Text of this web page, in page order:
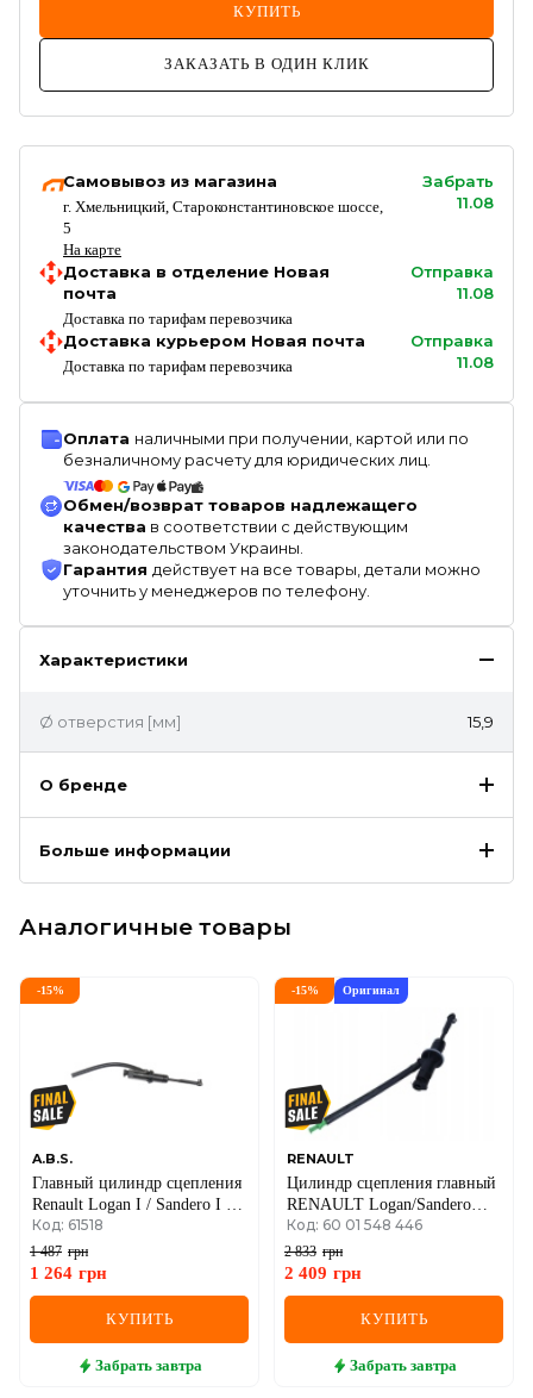
КУПИТЬ
ЗАКАЗАТЬ В ОДИН КЛИК
Самовывоз из магазина
г. Хмельницкий, Староконстантиновское шоссе,
5
На карте
Забрать
11.08
Доставка в отделение Новая
почта
Доставка по тарифам перевозчика
Отправка
11.08
Доставка курьером Новая почта
Доставка по тарифам перевозчика
Отправка
11.08
Оплата наличными при получении, картой или по
безналичному расчету для юридических лиц.
Обмен/возврат товаров надлежащего
качества в соответствии с действующим
законодательством Украины.
Гарантия действует на все товары, детали можно
уточнить у менеджеров по телефону.
Характеристики
Ø отверстия [мм] 15,9
О бренде
Больше информации
Аналогичные товары
-15%
A.B.S.
Главный цилиндр сцепления
Renault Logan I / Sandero I /
Duster I
Код: 61518
1 487 грн
1 264 грн
КУПИТЬ
Забрать завтра
-15% Оригинал
RENAULT
Цилиндр сцепления главный
RENAULT Logan/Sandero
1.5dCi/1.6i 05-
Код: 60 01 548 446
2 833 грн
2 409 грн
КУПИТЬ
Забрать завтра